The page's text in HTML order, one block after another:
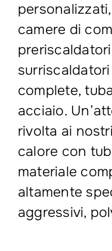
camere di
preriscaldatori
complete,
acciaio.
rivolta ai
calore con
materiale
altamente
aggressivi,